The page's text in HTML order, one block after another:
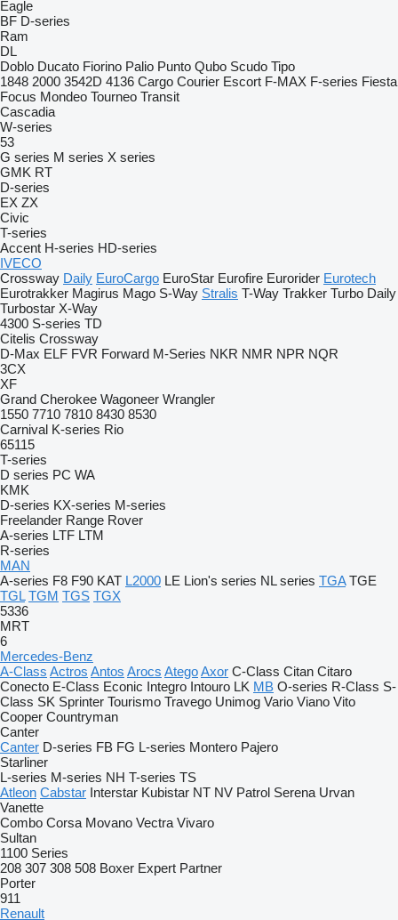
Eagle
BF D-series
Ram
DL
Doblo Ducato Fiorino Palio Punto Qubo Scudo Tipo
1848 2000 3542D 4136 Cargo Courier Escort F-MAX F-series Fiesta
Focus Mondeo Tourneo Transit
Cascadia
W-series
53
G series M series X series
GMK RT
D-series
EX ZX
Civic
T-series
Accent H-series HD-series
IVECO
Crossway Daily EuroCargo EuroStar Eurofire Eurorider Eurotech
Eurotrakker Magirus Mago S-Way Stralis T-Way Trakker Turbo Daily
Turbostar X-Way
4300 S-series TD
Citelis Crossway
D-Max ELF FVR Forward M-Series NKR NMR NPR NQR
3CX
XF
Grand Cherokee Wagoneer Wrangler
1550 7710 7810 8430 8530
Carnival K-series Rio
65115
T-series
D series PC WA
KMK
D-series KX-series M-series
Freelander Range Rover
A-series LTF LTM
R-series
MAN
A-series F8 F90 KAT L2000 LE Lion's series NL series TGA TGE
TGL TGM TGS TGX
5336
MRT
6
Mercedes-Benz
A-Class Actros Antos Arocs AtegoAxor C-Class Citan Citaro
Conecto E-Class Econic Integro Intouro LK MB O-series R-Class S-
Class SK Sprinter Tourismo Travego Unimog Vario Viano Vito
Cooper Countryman
Canter
Canter D-series FB FG L-series Montero Pajero
Starliner
L-series M-series NH T-series TS
Atleon Cabstar Interstar Kubistar NT NV Patrol Serena Urvan
Vanette
Combo Corsa Movano Vectra Vivaro
Sultan
1100 Series
208 307 308 508 Boxer Expert Partner
Porter
911
Renault